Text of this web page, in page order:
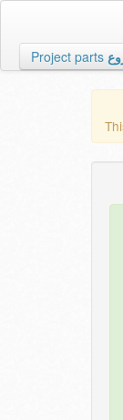
Project parts